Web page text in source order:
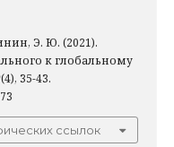
Э. Ю. (2021).
к глобальному
(4), 35-43.
ссылок